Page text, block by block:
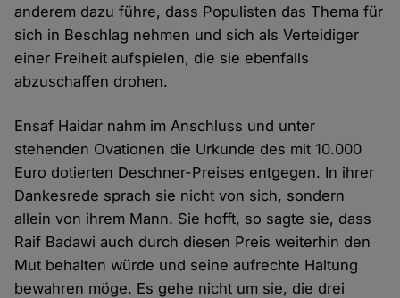
anderem dazu führe, dass Populisten das Thema für
sich in Beschlag nehmen und sich als Verteidiger
einer Freiheit aufspielen, die sie ebenfalls
abzuschaffen drohen.
Ensaf Haidar nahm im Anschluss und unter
stehenden Ovationen die Urkunde des mit 10.000
Euro dotierten Deschner-Preises entgegen. In ihrer
Dankesrede sprach sie nicht von sich, sondern
allein von ihrem Mann. Sie hofft, so sagte sie, dass
Raif Badawi auch durch diesen Preis weiterhin den
Mut behalten würde und seine aufrechte Haltung
bewahren möge. Es gehe nicht um sie, die drei